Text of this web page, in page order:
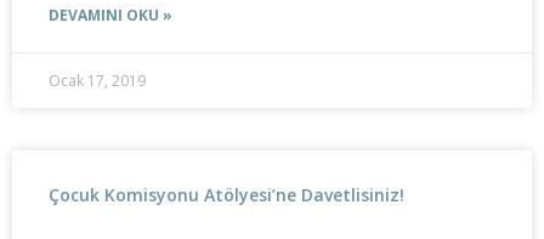
DEVAMINI OKU »
Ocak 17, 2019
Çocuk Komisyonu Atölyesi’ne Davetlisiniz!